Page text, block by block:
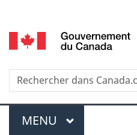
selection
Recherche
Menu
MENU PRINCIPAL